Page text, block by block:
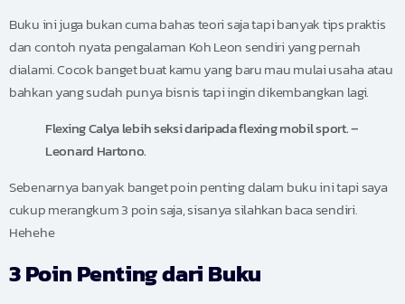
Buku ini juga bukan cuma bahas teori saja tapi banyak tips praktis
dan contoh nyata pengalaman Koh Leon sendiri yang pernah
dialami. Cocok banget buat kamu yang baru mau mulai usaha atau
bahkan yang sudah punya bisnis tapi ingin dikembangkan lagi.
Flexing Calya lebih seksi daripada flexing mobil sport. –
Leonard Hartono.
Sebenarnya banyak banget poin penting dalam buku ini tapi saya
cukup merangkum 3 poin saja, sisanya silahkan baca sendiri.
Hehehe
3 Poin Penting dari Buku